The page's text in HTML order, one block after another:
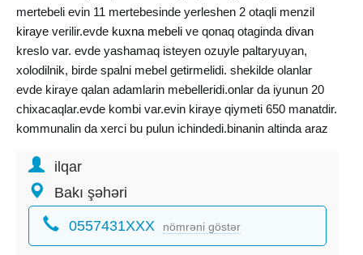
mertebeli evin 11 mertebesinde yerleshen 2 otaqli menzil
kiraye verilir.evde kuxna mebeli ve qonaq otaginda divan
kreslo var. evde yashamaq isteyen ozuyle paltaryuyan,
xolodilnik, birde spalni mebel getirmelidi. shekilde olanlar
evde kiraye qalan adamlarin mebelleridi.onlar da iyunun 20
chixacaqlar.evde kombi var.evin kiraye qiymeti 650 manatdir.
kommunalin da xerci bu pulun ichindedi.binanin altinda araz
ilqar
Bakı şəhəri
0557431XXX nömrəni göstər